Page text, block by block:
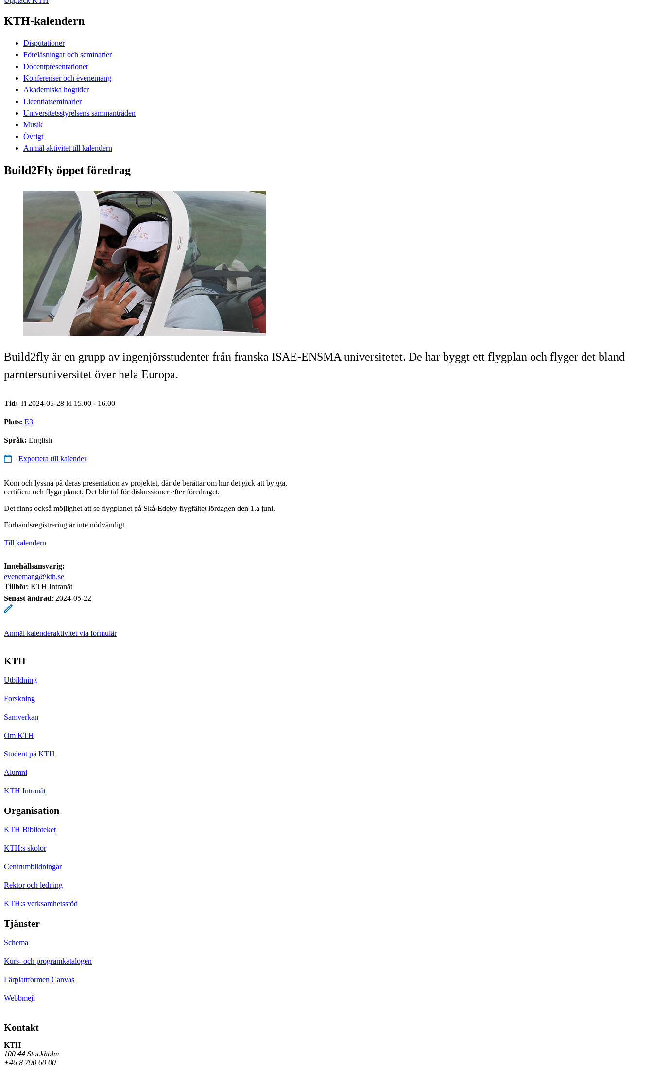
KTH-kalendern
Disputationer
Föreläsningar och seminarier
Docentpresentationer
Konferenser och evenemang
Akademiska högtider
Licentiatseminarier
Universitetsstyrelsens sammanträden
Musik
Övrigt
Anmäl aktivitet till kalendern
Build2Fly öppet föredrag
Build2fly är en grupp av ingenjörsstudenter från franska ISAE-ENSMA universitetet. De har byggt ett flygplan och flyger det bland
parntersuniversitet över hela Europa.
Tid: Ti 2024-05-28 kl 15.00 - 16.00
Plats: E3
Språk: English
Exportera till kalender
Kom och lyssna på deras presentation av projektet, där de berättar om hur det gick att bygga,
certifiera och flyga planet. Det blir tid för diskussioner efter föredraget.
Det finns också möjlighet att se flygplanet på Skå-Edeby flygfältet lördagen den 1.a juni.
Förhandsregistrering är inte nödvändigt.
Till kalendern
Innehållsansvarig:
evenemang@kth.se
Tillhör: KTH Intranät
Senast ändrad: 2024-05-22
Anmäl kalenderaktivitet via formulär
KTH
Utbildning
Forskning
Samverkan
Om KTH
Student på KTH
Alumni
KTH Intranät
Organisation
KTH Biblioteket
KTH:s skolor
Centrumbildningar
Rektor och ledning
KTH:s verksamhetsstöd
Tjänster
Schema
Kurs- och programkatalogen
Lärplattformen Canvas
Webbmejl
Kontakt
KTH
100 44 Stockholm
+46 8 790 60 00